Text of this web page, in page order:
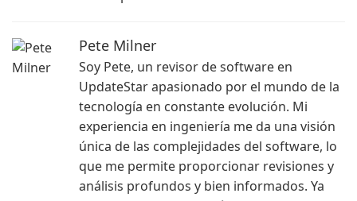
Pete Milner
Soy Pete, un revisor de software en
UpdateStar apasionado por el mundo de la
tecnología en constante evolución. Mi
experiencia en ingeniería me da una visión
única de las complejidades del software, lo
que me permite proporcionar revisiones y
análisis profundos y bien informados. Ya